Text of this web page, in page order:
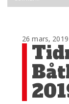
26 mars, 2019